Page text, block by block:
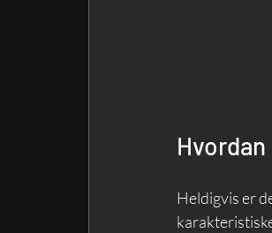
Heldigvis er